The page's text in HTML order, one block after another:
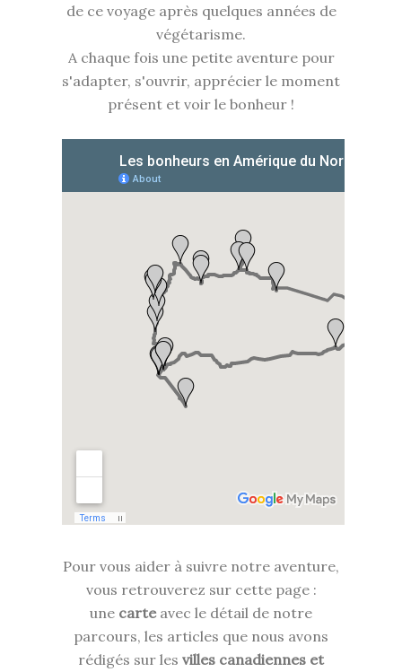
de ce voyage après quelques années de
végétarisme.
A chaque fois une petite aventure pour
s'adapter, s'ouvrir, apprécier le moment
présent et voir le bonheur !
Pour vous aider à suivre notre aventure,
vous retrouverez sur cette page :
une carteavec le détail de notre
parcours, les articles que nous avons
rédigés sur les villes canadiennes et